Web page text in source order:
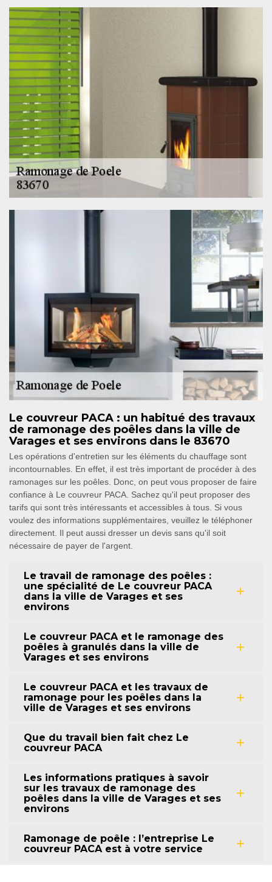
Le couvreur PACA : un habitué des travaux
de ramonage des poêles dans la ville de
Varages et ses environs dans le 83670
Les opérations d'entretien sur les éléments du chauffage sont
incontournables. En effet, il est très important de procéder à des
ramonages sur les poêles. Donc, on peut vous proposer de faire
confiance à Le couvreur PACA. Sachez qu'il peut proposer des
tarifs qui sont très intéressants et accessibles à tous. Si vous
voulez des informations supplémentaires, veuillez le téléphoner
directement. Il peut aussi dresser un devis sans qu'il soit
nécessaire de payer de l'argent.
Le travail de ramonage des poêles :
une spécialité de Le couvreur PACA
dans la ville de Varages et ses
environs
Le couvreur PACA et le ramonage des
poêles à granulés dans la ville de
Varages et ses environs
Le couvreur PACA et les travaux de
ramonage pour les poêles dans la
ville de Varages et ses environs
Que du travail bien fait chez Le
couvreur PACA
Les informations pratiques à savoir
sur les travaux de ramonage des
poêles dans la ville de Varages et ses
environs
Ramonage de poêle : l’entreprise Le
couvreur PACA est à votre service